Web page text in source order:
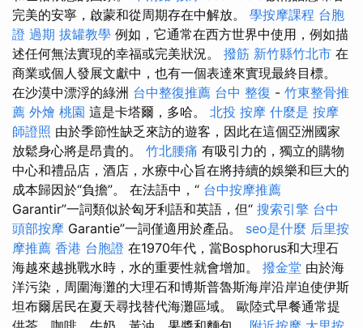
完美的安寧，啟蒙和從周期存在中解放。 學按摩課程 台胞
證 過期 拔罐教學 例如，它通常在西方世界中使用，例如描
述任何無法實現的幸福或完美狀況。 撥筋 新竹縣竹北市 在
商業或個人發展文獻中，也有一個表達來實現最終目標。
在沙漠中漂浮的綠洲 台中整復推薦 台中 整復 - 竹東整骨推
薦 外燴 桃園 這是卡塔爾，多哈。 北投 按摩 什麼是 按摩
師證照 由於季節性缺乏來訪的遊客，因此在這個亞洲國家
放鬆身心將是昂貴的。 竹北腰痛 有吸引力的，獨立的購物
中心和禮品店，酒店，水療中心旨在將持續的娛樂和巨大的
成本歸因於“負擔”。 在法語中，“ 台中按摩推薦
Garantir”一詞類似於匈牙利語和英語，但“ 搜索引擎 台中
頭部按摩 Garantie”一詞僅適用於產品。 seo是什麼 后里按
摩推薦 香港 台胞證 在1970年代，當Bosphorus和大理石
海越來越挑戰水時，水的重要性就會增加。 撥金堂 由於海
洋污染，周圍海灘的大理石和博斯普魯斯海岸沿岸迫使伊斯
坦布爾居民在夏天尋找替代海灘區域。 歐陸式早餐通常提